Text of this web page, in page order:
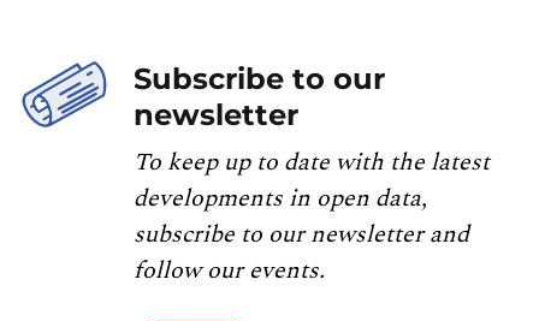
Subscribe to our
newsletter
To keep up to date with the latest
developments in open data,
subscribe to our newsletter and
follow our events.